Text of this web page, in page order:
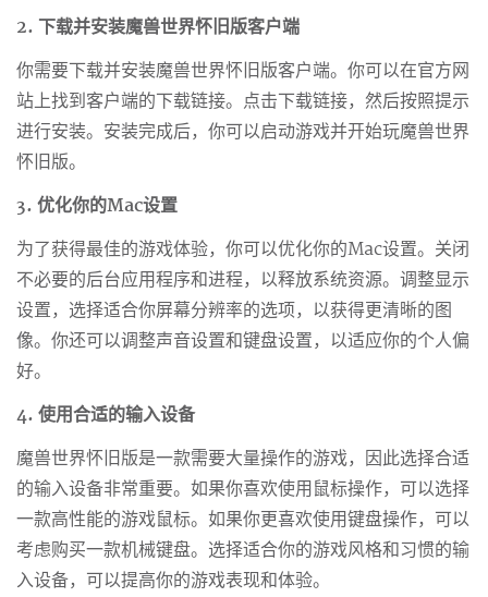
2. 下载并安装魔兽世界怀旧版客户端
你需要下载并安装魔兽世界怀旧版客户端。你可以在官方网
站上找到客户端的下载链接。点击下载链接，然后按照提示
进行安装。安装完成后，你可以启动游戏并开始玩魔兽世界
怀旧版。
3. 优化你的Mac设置
为了获得最佳的游戏体验，你可以优化你的Mac设置。关闭
不必要的后台应用程序和进程，以释放系统资源。调整显示
设置，选择适合你屏幕分辨率的选项，以获得更清晰的图
像。你还可以调整声音设置和键盘设置，以适应你的个人偏
好。
4. 使用合适的输入设备
魔兽世界怀旧版是一款需要大量操作的游戏，因此选择合适
的输入设备非常重要。如果你喜欢使用鼠标操作，可以选择
一款高性能的游戏鼠标。如果你更喜欢使用键盘操作，可以
考虑购买一款机械键盘。选择适合你的游戏风格和习惯的输
入设备，可以提高你的游戏表现和体验。